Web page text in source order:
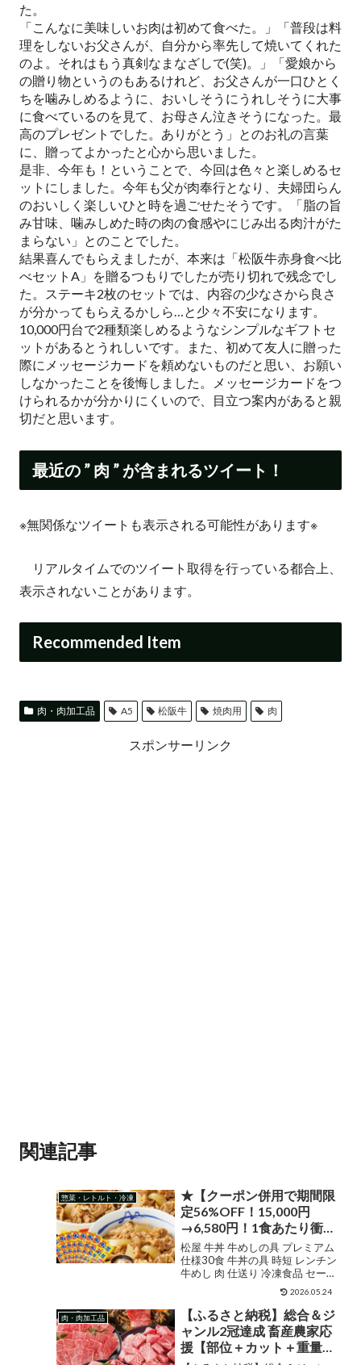
た。
「こんなに美味しいお肉は初めて食べた。」「普段は料
理をしないお父さんが、自分から率先して焼いてくれた
のよ。それはもう真剣なまなざしで(笑)。」「愛娘から
の贈り物というのもあるけれど、お父さんが一口ひとく
ちを噛みしめるように、おいしそうにうれしそうに大事
に食べているのを見て、お母さん泣きそうになった。最
高のプレゼントでした。ありがとう」とのお礼の言葉
に、贈ってよかったと心から思いました。
是非、今年も！ということで、今回は色々と楽しめるセ
ットにしました。今年も父が肉奉行となり、夫婦団らん
のおいしく楽しいひと時を過ごせたそうです。「脂の旨
み甘味、噛みしめた時の肉の食感やにじみ出る肉汁がた
まらない」とのことでした。
結果喜んでもらえましたが、本来は「松阪牛赤身食べ比
べセットA」を贈るつもりでしたが売り切れで残念でし
た。ステーキ2枚のセットでは、内容の少なさから良さ
が分かってもらえるかしら…と少々不安になります。
10,000円台で2種類楽しめるようなシンプルなギフトセ
ットがあるとうれしいです。また、初めて友人に贈った
際にメッセージカードを頼めないものだと思い、お願い
しなかったことを後悔しました。メッセージカードをつ
けられるかが分かりにくいので、目立つ案内があると親
切だと思います。
最近の ” 肉 ” が含まれるツイート！
※無関係なツイートも表示される可能性があります※
リアルタイムでのツイート取得を行っている都合上、
表示されないことがあります。
Recommended Item
肉・肉加工品 A5 松阪牛 焼肉用 肉
スポンサーリンク
関連記事
惣菜・レトルト・冷凍
★【クーポン併用で期間限
定56%OFF！15,000円
→6,580円！1食あたり衝撃
の213円！新商品の豚汁1
食おまけつき！3つのセッ
トに入れ替え可能！】 松
屋 牛丼 牛めしの具 プレミ
アム仕様30食 牛丼の具 時
短 レンチン 牛めし 肉 仕送
り 冷凍食品 セール 送料無
料 食品 福袋
松屋 牛丼 牛めしの具 プレミアム
仕様30食 牛丼の具 時短 レンチン
牛めし 肉 仕送り 冷凍食品 セール
送料無料 食品 福袋 販売価格
¥15,000ショップ名松屋フーズジ
ャンル牛丼購入する 松屋 牛めし
の具(プレミアム仕様)30食セッ...
2026.05.24
肉・肉加工品
【ふるさと納税】総合＆ジ
ャンル2冠達成 畜産農家応
援【部位＋カット＋重量＋